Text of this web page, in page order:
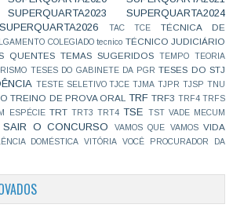
SUPERQUARTA2023
SUPERQUARTA2024
SUPERQUARTA2026 TAC TCE
TÉCNICA DE
COLEGIADO tecnico TÉCNICO JUDICIÁRIO
QUENTES TEMAS SUGERIDOS TEMPO
TEORIA
TESES DO GABINETE DA PGR TESES DO STJ
TESTE SELETIVO TJCE TJMA TJPR TJSP TNU
TREINO DE PROVA ORAL TRF TRF3 TRF4 TRFS
ESPÉCIE TRT TRT3 TRT4 TSE TST VADE MECUM
SAIR O CONCURSO VAMOS QUE VAMOS VIDA
DOMÉSTICA VITÓRIA
VOCÊ PROCURADOR DA